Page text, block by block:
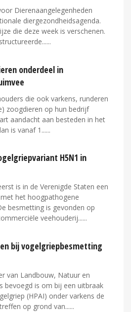
Dierenaangelegenheden
diergezondheidsagenda.
die deze week is verschenen.
onderdeel in
die ook varkens, runderen
zoogdieren op hun bedrijf
aandacht aan besteden in het
is vanaf 1...
H5N1 in
is in de Verenigde Staten een
het hoogpathogene
besmetting is gevonden op
veehouderij...
bij vogelgriepbesmetting
van Landbouw, Natuur en
bevoegd is om bij een uitbraak
(HPAI) onder varkens de
op grond van...